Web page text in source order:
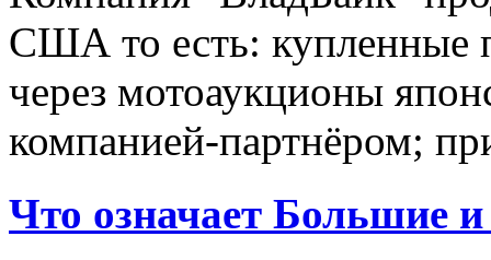
США то есть: купленные
через мотоаукционы
компанией-партнёром;
Что означает Большие